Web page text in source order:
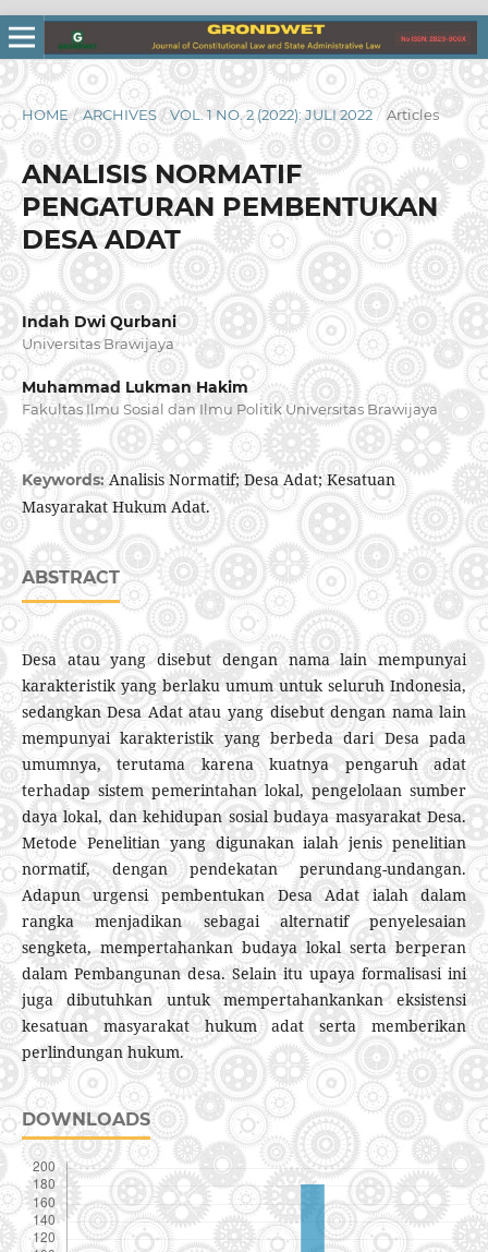
HOME / ARCHIVES / VOL. 1 NO. 2 (2022): JULI 2022 / Articles
ANALISIS NORMATIF
PENGATURAN PEMBENTUKAN
DESA ADAT
Indah Dwi Qurbani
Universitas Brawijaya
Muhammad Lukman Hakim
Fakultas Ilmu Sosial dan Ilmu Politik Universitas Brawijaya
Keywords:Analisis Normatif; Desa Adat; Kesatuan
Masyarakat Hukum Adat.
ABSTRACT
Desa atau yang disebut dengan nama lain mempunyai
karakteristik yang berlaku umum untuk seluruh Indonesia,
sedangkan Desa Adat atau yang disebut dengan nama lain
mempunyai karakteristik yang berbeda dari Desa pada
umumnya, terutama karena kuatnya pengaruh adat
terhadap sistem pemerintahan lokal, pengelolaan sumber
daya lokal, dan kehidupan sosial budaya masyarakat Desa.
Metode Penelitian yang digunakan ialah jenis penelitian
normatif, dengan pendekatan perundang-undangan.
Adapun urgensi pembentukan Desa Adat ialah dalam
rangka menjadikan sebagai alternatif penyelesaian
sengketa, mempertahankan budaya lokal serta berperan
dalam Pembangunan desa. Selain itu upaya formalisasi ini
juga dibutuhkan untuk mempertahankankan eksistensi
kesatuan masyarakat hukum adat serta memberikan
perlindungan hukum.
DOWNLOADS